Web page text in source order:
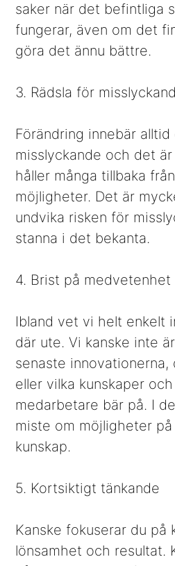
saker när det befintliga
fungerar, även om det
göra det ännu bättre.
3. Rädsla för
Förändring innebär
misslyckande och det
håller många tillbaka
möjligheter. Det är
undvika risken för
stanna i det bekanta.
4. Brist på medvetenhet
Ibland vet vi helt enkelt
där ute. Vi kanske inte
senaste innovationerna,
eller vilka kunskaper
medarbetare bär på. I
miste om möjligheter
kunskap.
5. Kortsiktigt tänkande
Kanske fokuserar du på
lönsamhet och resultat.